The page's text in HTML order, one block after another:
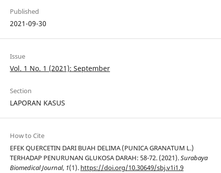
Published
2021-09-30
Issue
Vol. 1 No. 1 (2021): September
Section
LAPORAN KASUS
How to Cite
EFEK QUERCETIN DARI BUAH DELIMA (PUNICA GRANATUM L.)
TERHADAP PENURUNAN GLUKOSA DARAH: 58-72. (2021).Surabaya
Biomedical Journal, 1(1). https://doi.org/10.30649/sbj.v1i1.9